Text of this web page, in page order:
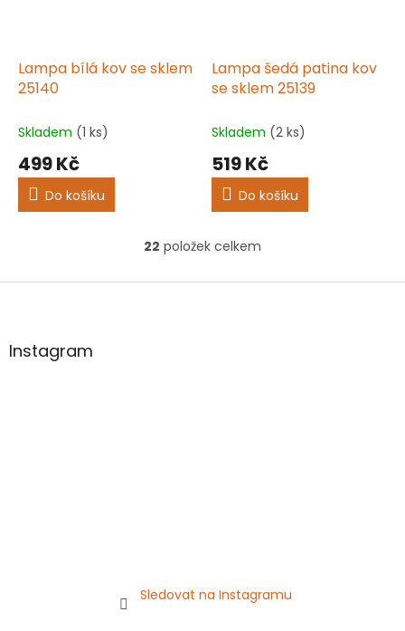
Lampa bílá kov se sklem
25140
Skladem (1 ks)
499 Kč
Do košíku
Lampa šedá patina kov
se sklem 25139
Skladem (2 ks)
519 Kč
Do košíku
O
l
22 položek celkem
Z
aInstagram
Sledovat na Instagramu